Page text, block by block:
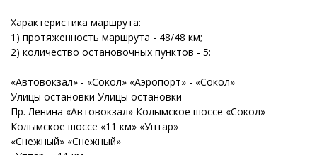
Характеристика маршрута:
1) протяженность маршрута - 48/48 км;
2) количество остановочных пунктов - 5:
«Автовокзал» - «Сокол» «Аэропорт» - «Сокол»
Улицы остановки Улицы остановки
Пр. Ленина «Автовокзал» Колымское шоссе «Сокол»
Колымское шоссе «11 км» «Уптар»
«Снежный» «Снежный»